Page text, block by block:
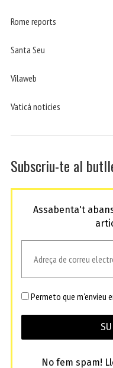
Rome reports
Santa Seu
Vilaweb
Vaticá noticies
Subscriu-te al
Assabenta't
Permeto que m'envieu
No fem spam!